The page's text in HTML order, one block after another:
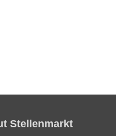
Stellenmarkt